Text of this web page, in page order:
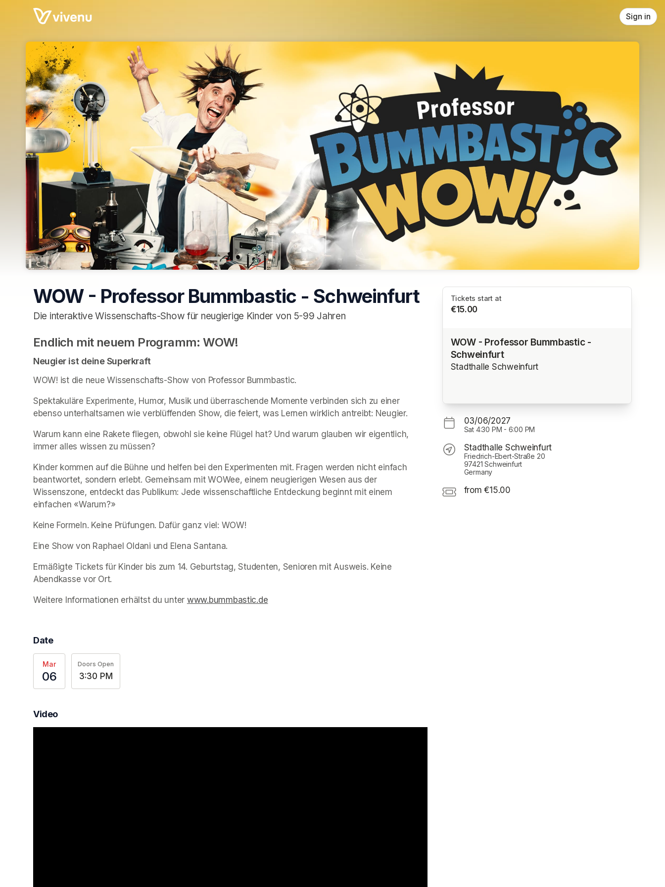
Skip header
Sign in
WOW - Professor Bummbastic - Schweinfurt
Die interaktive Wissenschafts-Show für neugierige Kinder von 5-99 Jahren
Endlich mit neuem Programm: WOW!
(opens in a new tab)
Neugier ist deine Superkraft
WOW! ist die neue Wissenschafts-Show von Professor Bummbastic.
Spektakuläre Experimente, Humor, Musik und überraschende Momente verbinden sich zu einer
ebenso unterhaltsamen wie verblüffenden Show, die feiert, was Lernen wirklich antreibt: Neugier.
Warum kann eine Rakete fliegen, obwohl sie keine Flügel hat? Und warum glauben wir eigentlich,
immer alles wissen zu müssen?
Kinder kommen auf die Bühne und helfen bei den Experimenten mit. Fragen werden nicht einfach
beantwortet, sondern erlebt. Gemeinsam mit WOWee, einem neugierigen Wesen aus der
Wissenszone, entdeckt das Publikum: Jede wissenschaftliche Entdeckung beginnt mit einem
einfachen «Warum?»
Keine Formeln. Keine Prüfungen. Dafür ganz viel: WOW!
Eine Show von Raphael Oldani und Elena Santana.
Ermäßigte Tickets für Kinder bis zum 14. Geburtstag, Studenten, Senioren mit Ausweis. Keine
Abendkasse vor Ort.
Weitere Informationen erhältst du unter www.bummbastic.de
Date
Mar
06
Doors Open
3:30 PM
Video
Tickets start at
€15.00
WOW - Professor Bummbastic -
Schweinfurt
Stadthalle Schweinfurt
03/06/2027
Sat 4:30 PM - 6:00 PM
Stadthalle Schweinfurt
Friedrich-Ebert-Straße 20
97421 Schweinfurt
Germany
from €15.00